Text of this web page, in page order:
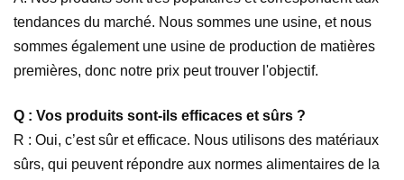
tendances du marché. Nous sommes une usine, et nous
sommes également une usine de production de matières
premières, donc notre prix peut trouver l'objectif.
Q : Vos produits sont-ils efficaces et sûrs ?
R : Oui, c’est sûr et efficace. Nous utilisons des matériaux
sûrs, qui peuvent répondre aux normes alimentaires de la